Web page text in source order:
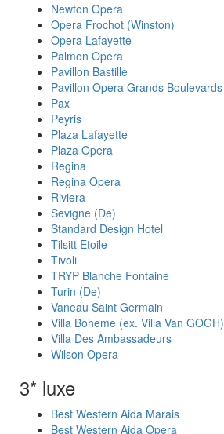
Newton Opera
Opera Frochot (Winston)
Opera Lafayette
Palmon Opera
Pavillon Bastille
Pavillon Opera Grands Boulevards
Pax
Peyris
Plaza Lafayette
Plaza Opera
Regina
Regina Opera
Riviera
Sevigne (De)
Standard Design Hotel
Tilsitt Etoile
Tivoli
TRYP Blanche Fontaine
Turin (De)
Vaneau Saint Germain
Villa Boheme (ex. Villa Van GOGH)
Villa Des Ambassadeurs
Wilson Opera
3* luxe
Best Western Aida Marais
Best Western Aida Opera